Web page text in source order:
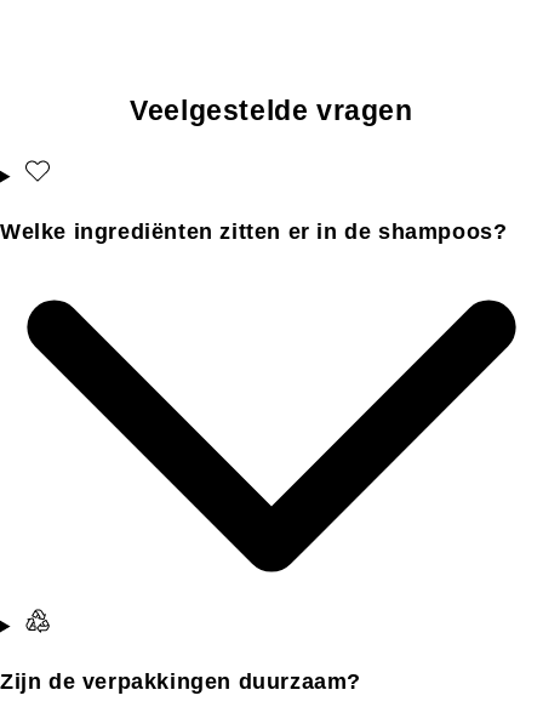
Veelgestelde vragen
Welke ingrediënten zitten er in de shampoos?
Zijn de verpakkingen duurzaam?